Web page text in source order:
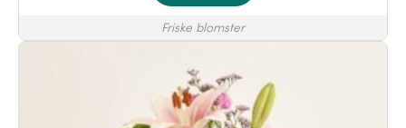
Friske blomster